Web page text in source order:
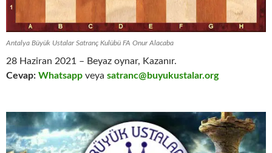
Antalya Büyük Ustalar Satranç Kulübü FA Onur Alacaba
28 Haziran 2021 – Beyaz oynar, Kazanır.
Cevap: Whatsapp veya satranc@buyukustalar.org